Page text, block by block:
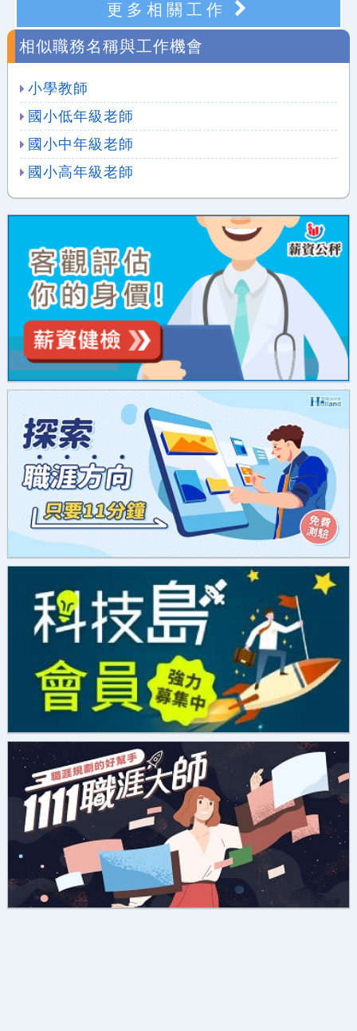
更多相關工作
相似職務名稱與工作機會
小學教師
國小低年級老師
國小中年級老師
國小高年級老師